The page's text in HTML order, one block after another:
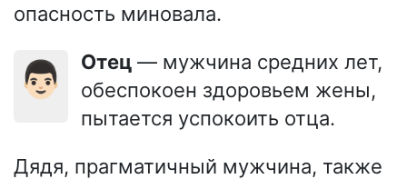
опасность миновала.
👨🏻 Отец — мужчина средних лет,
обеспокоен здоровьем жены,
пытается успокоить отца.
Дядя, прагматичный мужчина, также